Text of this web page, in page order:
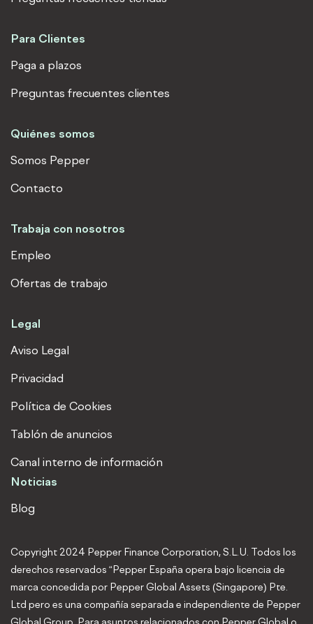
Para Clientes
Paga a plazos
Preguntas frecuentes clientes
Quiénes somos
Somos Pepper
Contacto
Trabaja con nosotros
Empleo
Ofertas de trabajo
Legal
Aviso Legal
Privacidad
Política de Cookies
Tablón de anuncios
Canal interno de información
Noticias
Blog
Copyright 2024 Pepper Finance Corporation, S.L.U. Todos los
derechos reservados “Pepper España opera bajo licencia de
marca concedida por Pepper Global Assets (Singapore) Pte.
Ltd pero es una compañía separada e independiente de Pepper